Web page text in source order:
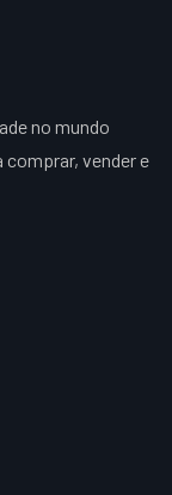
no mundo
vender e